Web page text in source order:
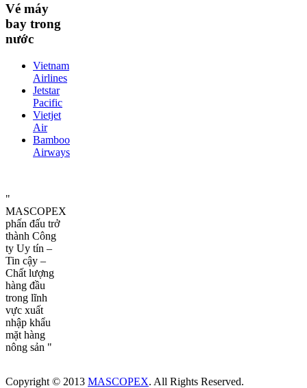
Vé máy
bay trong
nước
Vietnam
Airlines
Jetstar
Pacific
Vietjet
Air
Bamboo
Airways
"
MASCOPEX
phấn đấu trở
thành Công
ty Uy tín –
Tin cậy –
Chất lượng
hàng đầu
trong lĩnh
vực xuất
nhập khẩu
mặt hàng
nông sản "
Copyright © 2013 MASCOPEX. All Rights Reserved.